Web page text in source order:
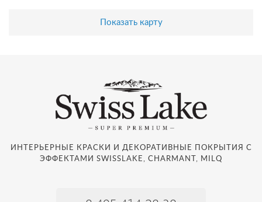
Показать карту
ИНТЕРЬЕРНЫЕ КРАСКИ И ДЕКОРАТИВНЫЕ ПОКРЫТИЯ С
ЭФФЕКТАМИ SWISSLAKE, CHARMANT, MILQ